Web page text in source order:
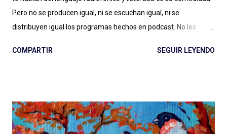
Pero no se producen igual, ni se escuchan igual, ni se
distribuyen igual los programas hechos en podcast. No les
(podcast), con escuchar el páramo creativo (radio) vs. la
Porque los debates no pueden ser eternos. Y entonces
hablamos de lenguaje sonoro, hablamos de audio digital a
COMPARTIR SEGUIR LEYENDO